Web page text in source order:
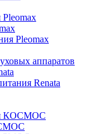
Pleomax
аппаратов
Renata
КОСМОС